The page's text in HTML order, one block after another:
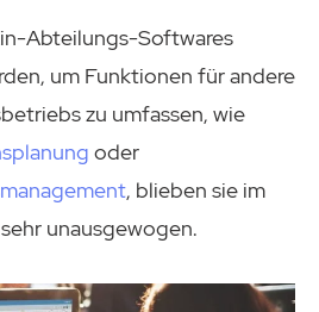
Abteilungs-Softwares
um Funktionen für andere
zu umfassen, wie
oder
, blieben sie im
unausgewogen.